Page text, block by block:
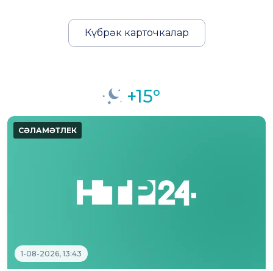
Күбрәк карточкалар
+15°
1-08-2026, 13:43